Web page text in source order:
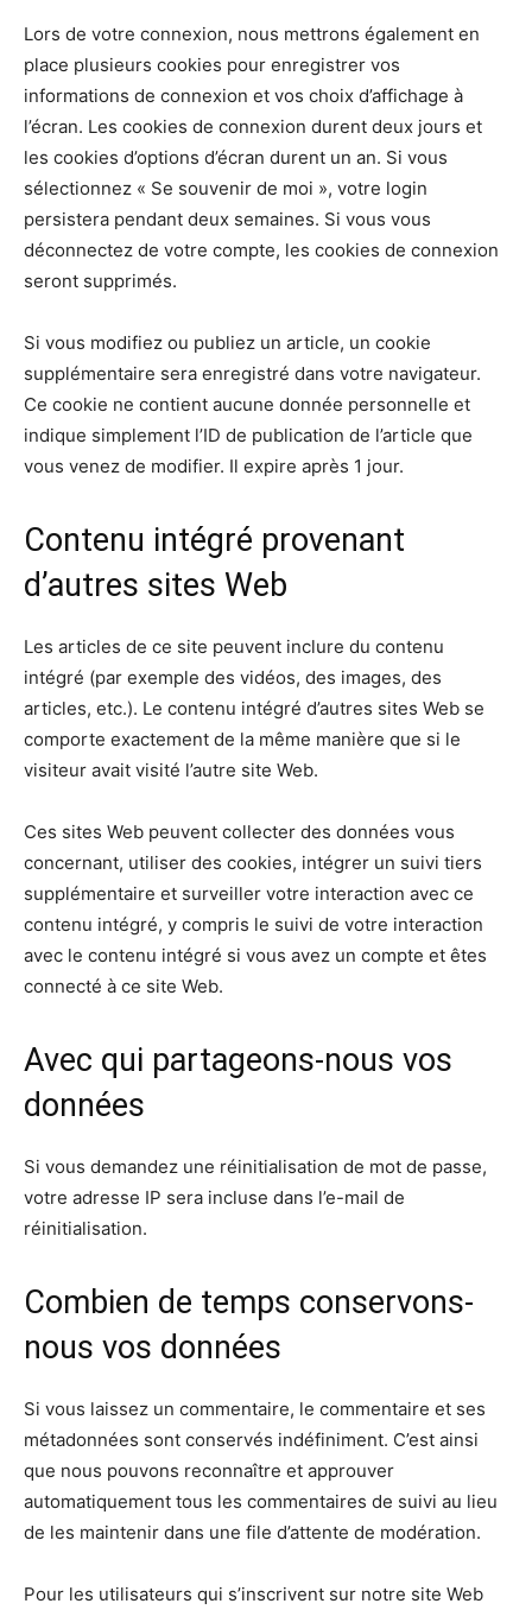
Lors de votre connexion, nous mettrons également en
place plusieurs cookies pour enregistrer vos
informations de connexion et vos choix d’affichage à
l’écran. Les cookies de connexion durent deux jours et
les cookies d’options d’écran durent un an. Si vous
sélectionnez « Se souvenir de moi », votre login
persistera pendant deux semaines. Si vous vous
déconnectez de votre compte, les cookies de connexion
seront supprimés.
Si vous modifiez ou publiez un article, un cookie
supplémentaire sera enregistré dans votre navigateur.
Ce cookie ne contient aucune donnée personnelle et
indique simplement l’ID de publication de l’article que
vous venez de modifier. Il expire après 1 jour.
Contenu intégré provenant
d’autres sites Web
Les articles de ce site peuvent inclure du contenu
intégré (par exemple des vidéos, des images, des
articles, etc.). Le contenu intégré d’autres sites Web se
comporte exactement de la même manière que si le
visiteur avait visité l’autre site Web.
Ces sites Web peuvent collecter des données vous
concernant, utiliser des cookies, intégrer un suivi tiers
supplémentaire et surveiller votre interaction avec ce
contenu intégré, y compris le suivi de votre interaction
avec le contenu intégré si vous avez un compte et êtes
connecté à ce site Web.
Avec qui partageons-nous vos
données
Si vous demandez une réinitialisation de mot de passe,
votre adresse IP sera incluse dans l’e-mail de
réinitialisation.
Combien de temps conservons-
nous vos données
Si vous laissez un commentaire, le commentaire et ses
métadonnées sont conservés indéfiniment. C’est ainsi
que nous pouvons reconnaître et approuver
automatiquement tous les commentaires de suivi au lieu
de les maintenir dans une file d’attente de modération.
Pour les utilisateurs qui s’inscrivent sur notre site Web